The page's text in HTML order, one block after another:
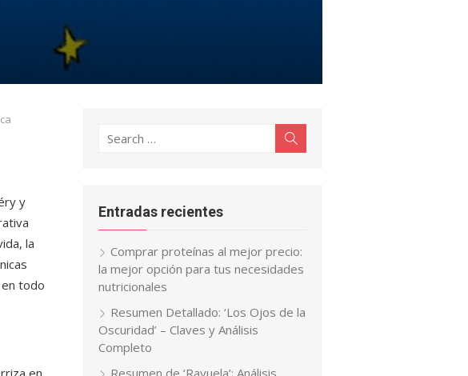
y
la
todo
en
Search
Entradas recientes
Comprar proteínas al mejor precio:
la mejor opción para tus necesidades
nutricionales
Resumen Detallado: ‘Los Ojos de la
Oscuridad’ – Claves y Análisis
Completo
Resumen de ‘Rayuela’: Análisis